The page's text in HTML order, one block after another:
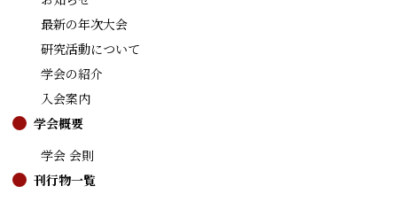
最新の年次大会
研究活動について
学会の紹介
入会案内
学会概要
学会 会則
刊行物一覧